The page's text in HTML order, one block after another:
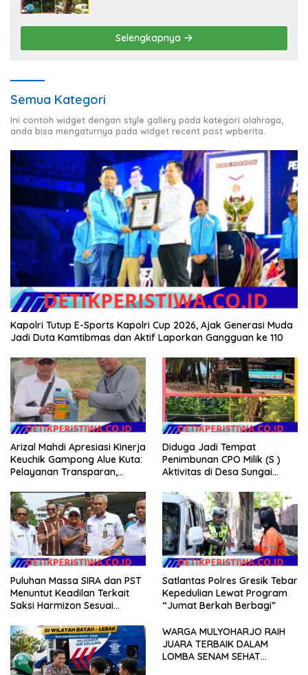
Selengkapnya
Semua Kategori
Ini contoh widget dengan style gallery pada kategori olahraga,
anda bisa mengaturnya pada widget recent post wpberita.
Kapolri Tutup E-Sports Kapolri Cup 2026, Ajak Generasi Muda
Jadi Duta Kamtibmas dan Aktif Laporkan Gangguan ke 110
Arizal Mahdi Apresiasi Kinerja
Keuchik Gampong Alue Kuta:
Pelayanan Transparan,
Berorientasi pada
Kepentingan Masyarakat
Diduga Jadi Tempat
Penimbunan CPO Milik (S )
Aktivitas di Desa Sungai
Puluhan Massa SIRA dan PST
Menuntut Keadilan Terkait
Saksi Harmizon Sesuai
Satlantas Polres Gresik Tebar
Kepedulian Lewat Program
“Jumat Berkah Berbagi”
WARGA MULYOHARJO RAIH
JUARA TERBAIK DALAM
LOMBA SENAM SEHAT